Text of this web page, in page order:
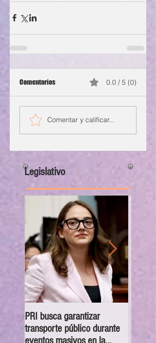
Comentarios 0.0 / 5 (0)
Comentar y calificar...
Legislativo
PRI busca garantizar
transporte público durante